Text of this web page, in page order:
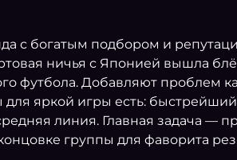
с богатым подбором и
ничья с Японией вышла
футбола. Добавляют
яркой игры есть:
линия. Главная задача —
группы для фаворита